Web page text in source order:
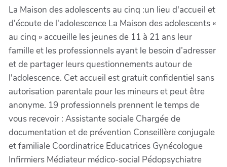
La Maison des adolescents au cinq :un lieu d'accueil et
d'écoute de l'adolescence La Maison des adolescents «
au cinq » accueille les jeunes de 11 à 21 ans leur
famille et les professionnels ayant le besoin d’adresser
et de partager leurs questionnements autour de
l'adolescence. Cet accueil est gratuit confidentiel sans
autorisation parentale pour les mineurs et peut être
anonyme. 19 professionnels prennent le temps de
vous recevoir : Assistante sociale Chargée de
documentation et de prévention Conseillère conjugale
et familiale Coordinatrice Educatrices Gynécologue
Infirmiers Médiateur médico-social Pédopsychiatre